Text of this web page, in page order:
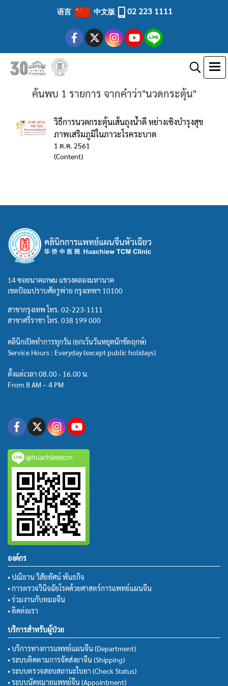
语言 中文版 02 223 1111
ค้นพบ 1 รายการ จากคำว่า"นวดกระตุ้น"
วิธีการนวดกระตุ้นเส้นถุงน้ำดี หย่างเซิงบำรุงสุข
ภาพเสริมภูมิในภาวะโรคระบาด
1 ต.ค. 2561
(Content)
14 ซอยนาคเกษม แขวงคลองมหานาค
เขตป้อมปราบศัตรูพ่าย กรุงเทพฯ 10100
สาขากรุงเทพ โทร. 02-223-1111
สาขาศรีราชา โทร. 038 199 000
คลินิกเปิดทำการทุกวัน (ยกเว้นวันหยุดนักขัตฤกษ์)
Service Hours : Everyday (except public holidays)
ตั้งแต่เวลา 08.00 - 16.00 น.
From 8 AM – 4 PM
@huachiewtcm
องค์กร
• ปณิธาน วิสัยทัศน์ พันธกิจ
• การตรวจวินิจฉัยโรคด้วยศาสตร์การแพทย์แผนจีน
• ร่วมงานกับหมอจีน
• ติดต่อเรา
บริการสำหรับผู้ป่วย
• บริการทางการแพทย์แผนจีน (Department)
• ระบบติดตามการจัดส่งยาจีน (Shipping)
• ระบบตรวจสอบสถานะใบยา (Check Status)
• ระบบนัดหมายแพทย์จีน (Appointment)